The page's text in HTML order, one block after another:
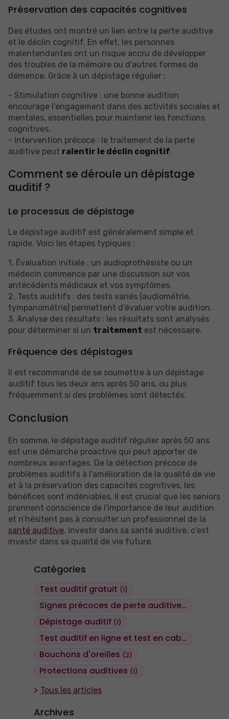
Catégories
Test auditif gratuit (1)
Signes précoces de perte auditive(1)
Dépistage auditif (1)
Test auditif en ligne et test en cabine
Bouchons d'oreilles (2)
Protections auditives (1)
Tous les articles
Archives
Préservation des capacités cognitives
Des études ont montré un lien entre la perte auditive
et le déclin cognitif. En effet, les personnes
malentendantes ont un risque accru de développer
des troubles de la mémoire ou d'autres formes de
démence. Grâce à un dépistage régulier :
- Stimulation cognitive : une bonne audition
encourage l'engagement dans des activités sociales et
mentales, essentielles pour maintenir les fonctions
cognitives.
- Intervention précoce : le traitement de la perte
auditive peut ralentir le déclin cognitif.
Comment se déroule un dépistage
auditif ?
Le processus de dépistage
Le dépistage auditif est généralement simple et
rapide. Voici les étapes typiques :
1. Évaluation initiale : un audioprothésiste ou un
médecin commence par une discussion sur vos
antécédents médicaux et vos symptômes.
2. Tests auditifs : des tests variés (audiométrie,
tympanométrie) permettent d’évaluer votre audition.
3. Analyse des résultats : les résultats sont analysés
pour déterminer si un traitement est nécessaire.
Fréquence des dépistages
Il est recommandé de se soumettre à un dépistage
auditif tous les deux ans après 50 ans, ou plus
fréquemment si des problèmes sont détectés.
Conclusion
En somme, le dépistage auditif régulier après 50 ans
est une démarche proactive qui peut apporter de
nombreux avantages. De la détection précoce de
problèmes auditifs à l'amélioration de la qualité de vie
et à la préservation des capacités cognitives, les
bénéfices sont indéniables. Il est crucial que les seniors
prennent conscience de l'importance de leur audition
et n’hésitent pas à consulter un professionnel de la
santé auditive. Investir dans sa santé auditive, c’est
investir dans sa qualité de vie future.